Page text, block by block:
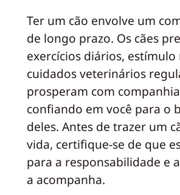
Ter um cão envolve um
de longo prazo. Os cães
exercícios diários, estímulo
cuidados veterinários
prosperam com
confiando em você para o
deles. Antes de trazer um
vida, certifique-se de que
para a responsabilidade e
a acompanha.